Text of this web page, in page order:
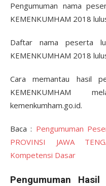
Pengumuman nama
KEMENKUMHAM 2018
Daftar nama peserta
KEMENKUMHAM 2018
Cara memantau hasil
KEMENKUMHAM
kemenkumham.go.id.
Baca : Pengumuman
PROVINSI JAWA
Kompetensi Dasar
Pengumuman